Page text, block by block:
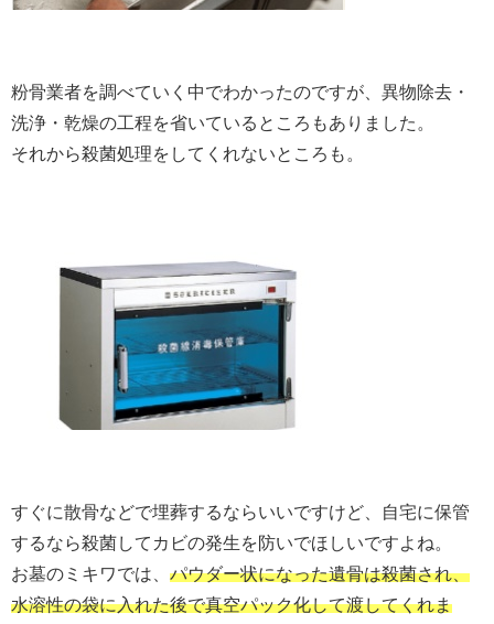
粉骨業者を調べていく中でわかったのですが、異物除去・
洗浄・乾燥の工程を省いているところもありました。
それから殺菌処理をしてくれないところも。
すぐに散骨などで埋葬するならいいですけど、自宅に保管
するなら殺菌してカビの発生を防いでほしいですよね。
お墓のミキワでは、 パウダー状になった遺骨は殺菌され、
水溶性の袋に入れた後で真空パック化して渡してくれま